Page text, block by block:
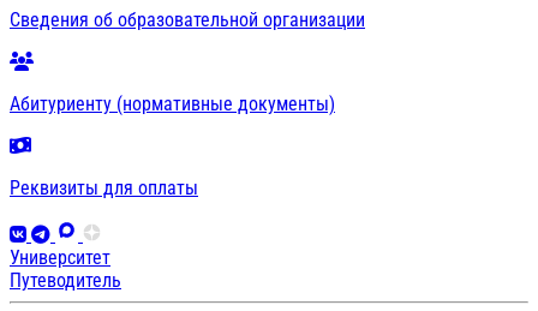
Сведения об образовательной организации
Абитуриенту (нормативные документы)
Реквизиты для оплаты
Университет
Путеводитель